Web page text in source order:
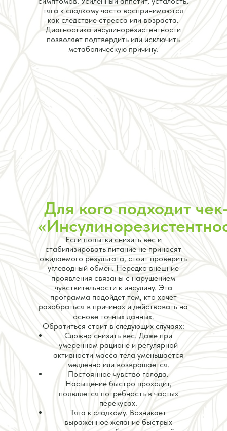
тяга к сладкому часто воспринимаются
как следствие стресса или возраста.
Диагностика инсулинорезистентности
позволяет подтвердить или исключить
метаболическую причину.
Для кого подходит
Если попытки снизить вес и
стабилизировать питание не приносят
ожидаемого результата, стоит проверить
углеводный обмен. Нередко внешние
проявления связаны с нарушением
чувствительности к инсулину. Эта
программа подойдет тем, кто хочет
разобраться в причинах и действовать на
основе точных данных.
Обратиться стоит в следующих случаях:
Сложно снизить вес. Даже при
умеренном рационе и регулярной
активности масса тела уменьшается
медленно или возвращается.
Постоянное чувство голода.
Насыщение быстро проходит,
появляется потребность в частых
перекусах.
Тяга к сладкому. Возникает
выраженное желание быстрых